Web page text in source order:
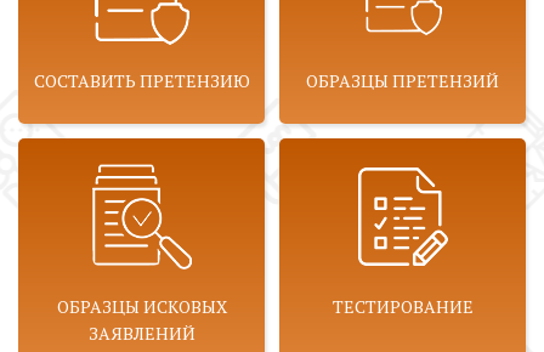
СОСТАВИТЬ ПРЕТЕНЗИЮ ОБРАЗЦЫ ПРЕТЕНЗИЙ
ОБРАЗЦЫ ИСКОВЫХ
ЗАЯВЛЕНИЙ
ТЕСТИРОВАНИЕ